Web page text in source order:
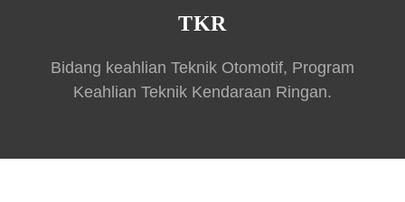
TKR
Bidang keahlian Teknik Otomotif, Program
Keahlian Teknik Kendaraan Ringan.